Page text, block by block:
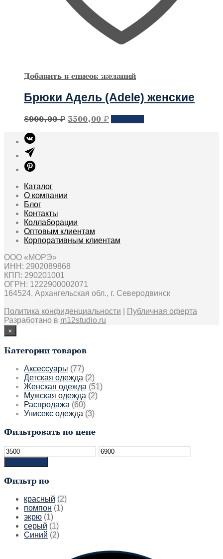
Добавить в список желаний
Брюки Адель (Adele) женские
8900,00₽ Первоначальная
3500,00 ₽Текущая Этот
Каталог
О компании
Блог
Контакты
Коллаборации
Оптовым клиентам
Корпоративным клиентам
ООО «МОРЭ»
ИНН: 2902089868
КПП: 290201001
ОГРН: 1222900002071
164524, Архангельская обл., г. Северодвинск
Политика конфиденциальности
Публичная оферта
Разработано в m12studio.ru
×
Категории товаров
Аксессуары (77)
Детская одежда (2)
Женская одежда (51)
Мужская одежда (2)
Распродажа (60)
Унисекс одежда (3)
Фильтровать по цене
Минимальная
цена
Максимальная
Фильтр по
красный (2)
помпон (1)
экрю (1)
серый (1)
Синий (2)